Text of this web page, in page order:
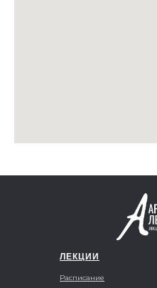
Расписание
ЛЕКЦИИ